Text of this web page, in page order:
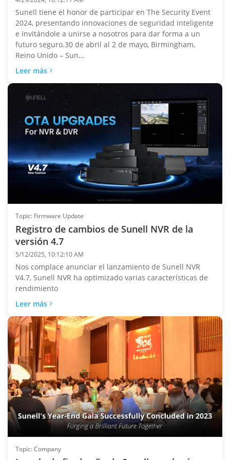
Sunell tiene el honor de participar en The Security Event
2024, presentando innovaciones de seguridad inteligente
e invitándole a unirse a nosotros para dar forma a un
futuro seguro.30 de abril al 2 de mayo, Birmingham,
Reino Unido – Sun...
Leer más
Topic: Firmware Update
Registro de cambios de Sunell NVR de la
versión 4.7
5/12/2025, 10:12:10 AM
Nos complace anunciar el lanzamiento de Sunell NVR
V4.7, Sunell NVR ha optimizado varias características de
rendimiento
Leer más
Topic: Company